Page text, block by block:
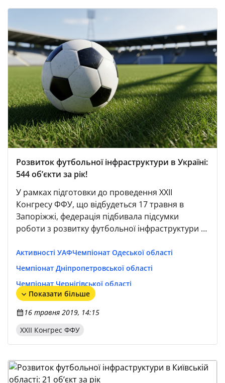
Розвиток футбольної інфраструктури в Україні:
544 об’єкти за рік!
У рамках підготовки до проведення XXII
Конгресу ФФУ, що відбудеться 17 травня в
Запоріжжі, федерація підбивала підсумки
роботи з розвитку футбольної інфраструктури в
Активності УАФЧемпіонат Одеської області
Чемпіонат Дніпропетровської області
Чемпіонат Чернігівської області
Чемпіонат Харківської області
Чемпіонат Житомирської області
Чемпіонат Полтавської області
Чемпіонат Херсонської області
Чемпіонат Київської області
Чемпіонат Запорізької області
Показати більше
16 травня 2019, 14:15
XXІІ Конгрес ФФУ